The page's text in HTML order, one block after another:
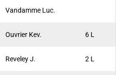
Vandamme Luc.
Ouvrier Kev. 6 L
Reveley J. 2 L